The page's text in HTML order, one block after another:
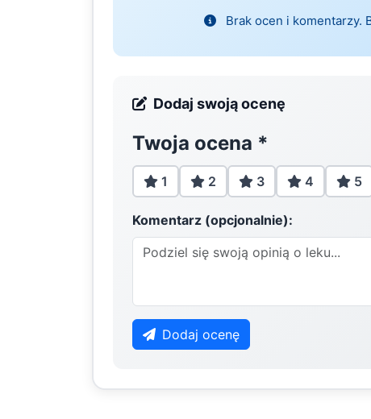
Brak ocen i komentarzy.
Dodaj swoją ocenę
Twoja ocena *
1 2 3 4 5
Komentarz (opcjonalnie):
Dodaj ocenę